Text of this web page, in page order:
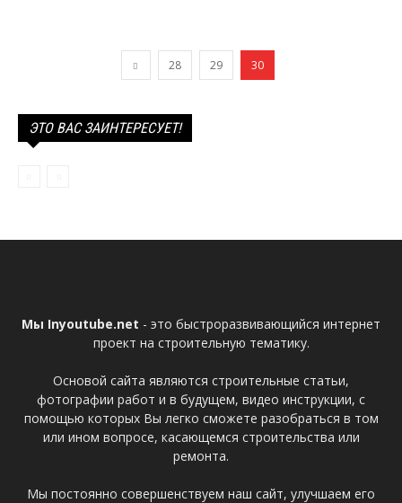
28 29 30
ЭТО ВАС ЗАИНТЕРЕСУЕТ!
Мы Inyoutube.net - это быстроразвивающийся интернет
проект на строительную тематику.
Основой сайта являются строительные статьи,
фотографии работ и в будущем, видео инструкции, с
помощью которых Вы легко сможете разобраться в том
или ином вопросе, касающемся строительства или
ремонта.
Мы постоянно совершенствуем наш сайт, улучшаем его